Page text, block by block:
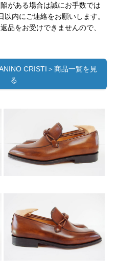
がある場合は誠にお手数では
内にご連絡をお願いします。
品をお受けできませんので、
CRISTI＞商品一覧を見
る